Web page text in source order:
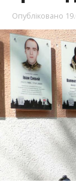
Опубліковано